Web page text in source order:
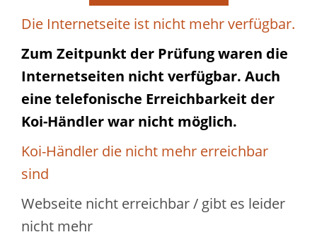
Die Internetseite ist nicht mehr verfügbar.
Zum Zeitpunkt der Prüfung waren die
Internetseiten nicht verfügbar. Auch
eine telefonische Erreichbarkeit der
Koi-Händler war nicht möglich.
Koi-Händler die nicht mehr erreichbar
sind
Webseite nicht erreichbar / gibt es leider
nicht mehr